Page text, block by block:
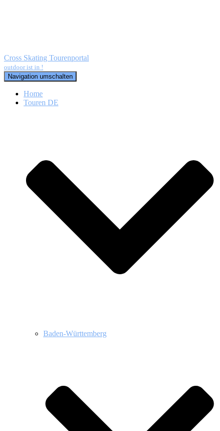
Cross Skating Tourenportal
outdoor ist in !
Navigation umschalten
Home
Touren DE
Baden-Württemberg